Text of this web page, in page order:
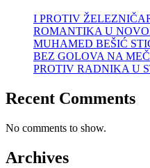
I PROTIV
ROMANTIKA U
MUHAMED BEŠIĆ
BEZ GOLOVA NA
PROTIV RADNIKA U
Recent Comments
No comments to show.
Archives